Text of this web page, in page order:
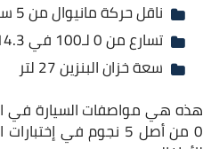
ناقل حركة مانيوال من 5 سرعات
تسارع من 0 لـ100 في 14.3 ثانيه
سعة خزان البنزين 27 لتر